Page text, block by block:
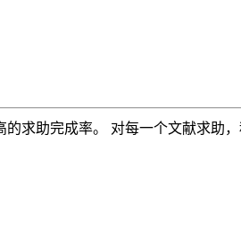
求助完成率。 对每一个文献求助